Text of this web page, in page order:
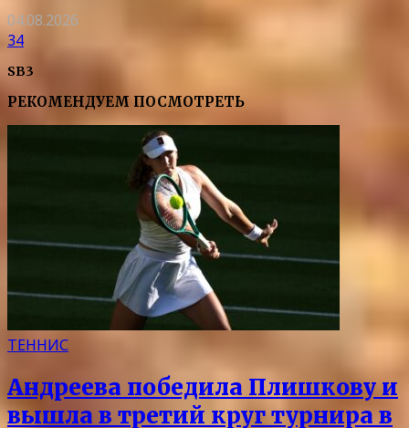
04.08.2026
34
SB3
РЕКОМЕНДУЕМ ПОСМОТРЕТЬ
ТЕННИС
Андреева победила Плишкову и
вышла в третий круг турнира в